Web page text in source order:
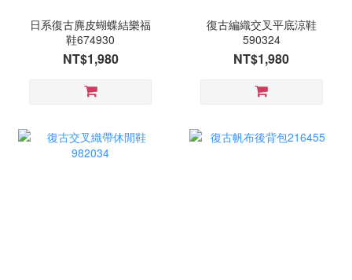
日系復古麂皮蝴蝶結樂福
鞋674930
NT$1,980
復古編織交叉平底涼鞋
590324
NT$1,980